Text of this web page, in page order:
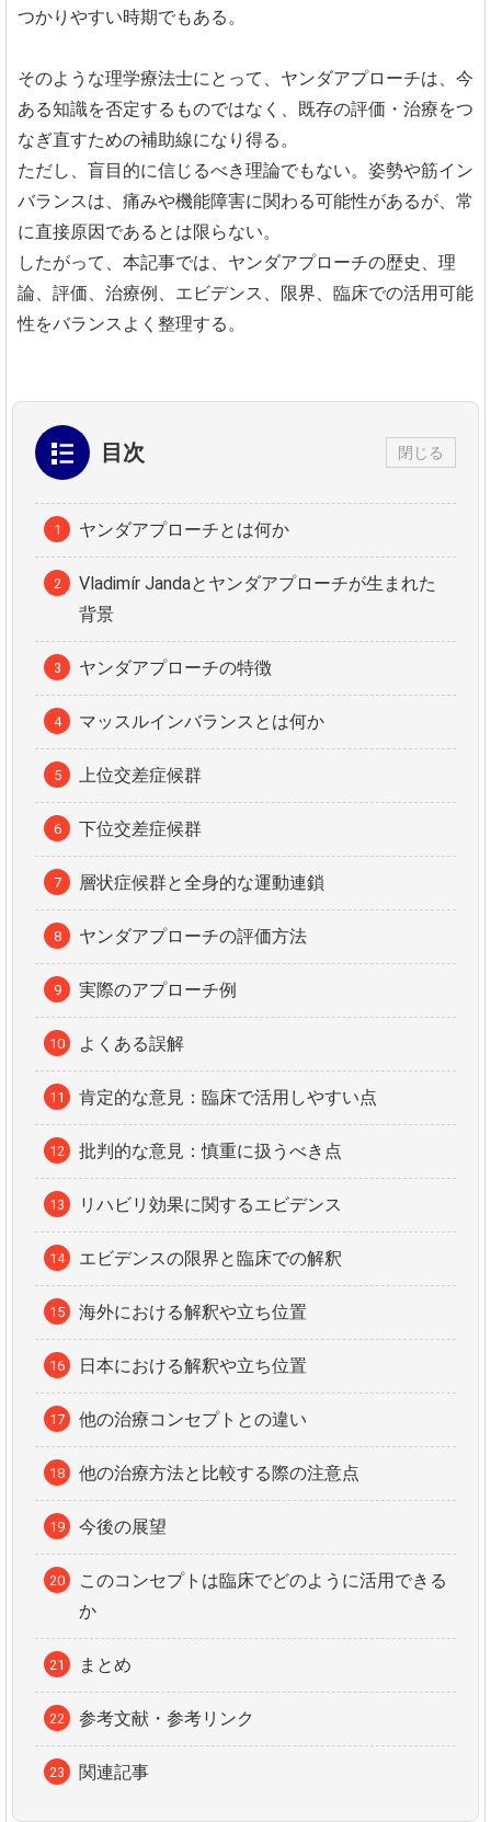
つかりやすい時期でもある。
そのような理学療法士にとって、ヤンダアプローチは、今
ある知識を否定するものではなく、既存の評価・治療をつ
なぎ直すための補助線になり得る。
ただし、盲目的に信じるべき理論でもない。姿勢や筋イン
バランスは、痛みや機能障害に関わる可能性があるが、常
に直接原因であるとは限らない。
したがって、本記事では、ヤンダアプローチの歴史、理
論、評価、治療例、エビデンス、限界、臨床での活用可能
性をバランスよく整理する。
目次 閉じる
ヤンダアプローチとは何か
Vladimír Jandaとヤンダアプローチが生まれた
背景
ヤンダアプローチの特徴
マッスルインバランスとは何か
上位交差症候群
下位交差症候群
層状症候群と全身的な運動連鎖
ヤンダアプローチの評価方法
実際のアプローチ例
よくある誤解
肯定的な意見：臨床で活用しやすい点
批判的な意見：慎重に扱うべき点
リハビリ効果に関するエビデンス
エビデンスの限界と臨床での解釈
海外における解釈や立ち位置
日本における解釈や立ち位置
他の治療コンセプトとの違い
他の治療方法と比較する際の注意点
今後の展望
このコンセプトは臨床でどのように活用できる
か
まとめ
参考文献・参考リンク
関連記事